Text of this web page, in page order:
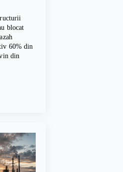
blocat
60% din
din